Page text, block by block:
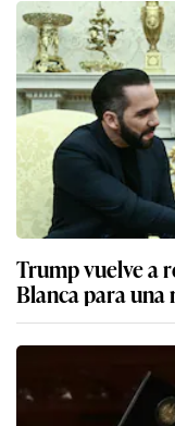
Trump vuelve a
Blanca para